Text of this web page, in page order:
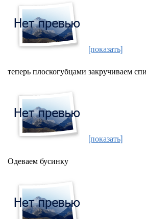
[показать]
теперь плоскогубцами закручиваем
[показать]
Одеваем бусинку